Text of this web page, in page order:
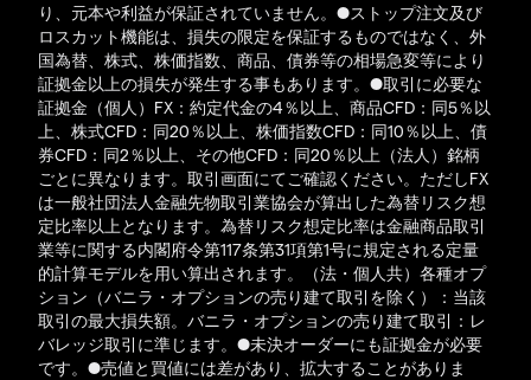
り、元本や利益が保証されていません。●ストップ注文及び
ロスカット機能は、損失の限定を保証するものではなく、外
国為替、株式、株価指数、商品、債券等の相場急変等により
証拠金以上の損失が発生する事もあります。●取引に必要な
証拠金（個人）FX：約定代金の4％以上、商品CFD：同5％以
上、株式CFD：同20％以上、株価指数CFD：同10％以上、債
券CFD：同2％以上、その他CFD：同20％以上（法人）銘柄
ごとに異なります。取引画面にてご確認ください。ただしFX
は一般社団法人金融先物取引業協会が算出した為替リスク想
定比率以上となります。為替リスク想定比率は金融商品取引
業等に関する内閣府令第117条第31項第1号に規定される定量
的計算モデルを用い算出されます。（法・個人共）各種オプ
ション（バニラ・オプションの売り建て取引を除く）：当該
取引の最大損失額。バニラ・オプションの売り建て取引：レ
バレッジ取引に準じます。●未決オーダーにも証拠金が必要
です。●売値と買値には差があり、拡大することがありま